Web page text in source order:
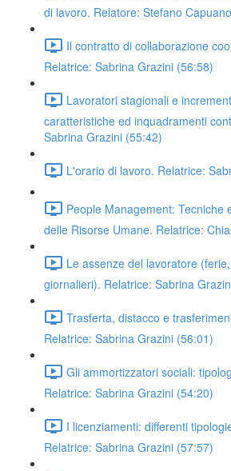
di lavoro. Relatore: Stefano
Il contratto di collaborazione
Relatrice: Sabrina Grazini (56:58)
Lavoratori stagionali e
caratteristiche ed inquadramenti
Sabrina Grazini (55:42)
L'orario di lavoro. Relatrice:
People Management: Tecniche
delle Risorse Umane. Relatrice:
Le assenze del lavoratore
giornalieri). Relatrice: Sabrina
Trasferta, distacco e
Relatrice: Sabrina Grazini (56:01)
Gli ammortizzatori sociali:
Relatrice: Sabrina Grazini (54:20)
I licenziamenti: differenti
Relatrice: Sabrina Grazini (57:57)